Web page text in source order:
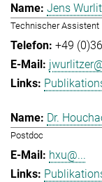
Jens
Technischer Assistent
+49
Dr.
Postdoc
hxu@...